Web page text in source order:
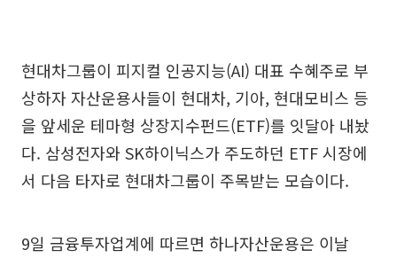
현대차그룹이 피지컬 인공지능(AI) 대표 수혜주로 부
상하자 자산운용사들이 현대차, 기아, 현대모비스 등
을 앞세운 테마형 상장지수펀드(ETF)를 잇달아 내놨
다. 삼성전자와 SK하이닉스가 주도하던 ETF 시장에
서 다음 타자로 현대차그룹이 주목받는 모습이다.
9일 금융투자업계에 따르면 하나자산운용은 이날